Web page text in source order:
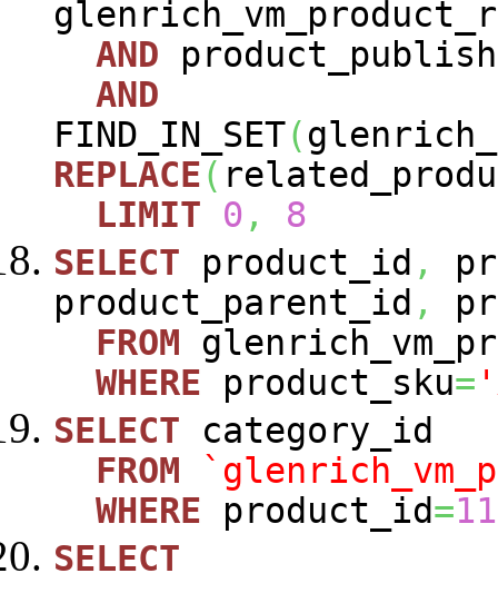
AND product_publish
AND
FIND_IN_SET(
REPLACE(
LIMIT
0 ,
8
SELECT product_id ,
product_parent_id ,
FROM
WHERE product_sku=
SELECT category_id
FROM
WHERE product_id=
SELECT